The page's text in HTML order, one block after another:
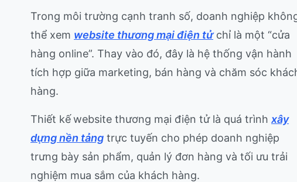
Trong môi trường cạnh tranh số, doanh nghiệp
thể xem website thương mại điện tửchỉ là một “cửa
hàng online”. Thay vào đó, đây là hệ thống vận hành
tích hợp giữa marketing, bán hàng và chăm sóc
hàng.
Thiết kếwebsite thương mại điện tử là quá trình xây
dựng nền tảng trực tuyến cho phép doanh nghiệp
trưng bày sản phẩm, quản lý đơn hàng và tối ưu trải
nghiệm mua sắm của khách hàng.